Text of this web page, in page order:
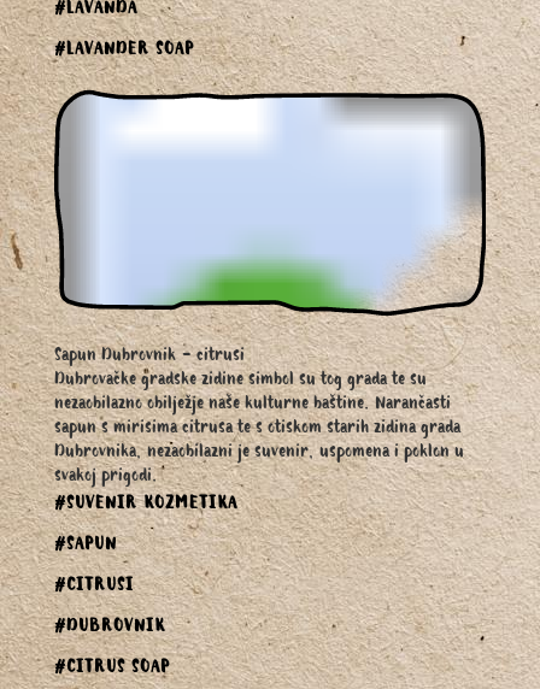
#LAVANDA
#LAVANDER SOAP
Sapun Dubrovnik - citrusi
Dubrovačke gradske zidine simbol su tog grada te su
nezaobilazno obilježje naše kulturne baštine. Narančasti
sapun s mirisima citrusa te s otiskom starih zidina grada
Dubrovnika, nezaobilazni je suvenir, uspomena i poklon u
svakoj prigodi.
#SUVENIR KOZMETIKA
#SAPUN
#CITRUSI
#DUBROVNIK
#CITRUS SOAP